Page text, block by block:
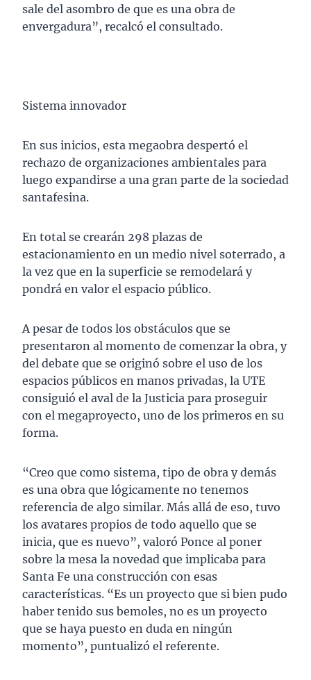
sale del asombro de que es una obra de
envergadura”, recalcó el consultado.
Sistema innovador
En sus inicios, esta megaobra despertó el
rechazo de organizaciones ambientales para
luego expandirse a una gran parte de la sociedad
santafesina.
En total se crearán 298 plazas de
estacionamiento en un medio nivel soterrado, a
la vez que en la superficie se remodelará y
pondrá en valor el espacio público.
A pesar de todos los obstáculos que se
presentaron al momento de comenzar la obra, y
del debate que se originó sobre el uso de los
espacios públicos en manos privadas, la UTE
consiguió el aval de la Justicia para proseguir
con el megaproyecto, uno de los primeros en su
forma.
“Creo que como sistema, tipo de obra y demás
es una obra que lógicamente no tenemos
referencia de algo similar. Más allá de eso, tuvo
los avatares propios de todo aquello que se
inicia, que es nuevo”, valoró Ponce al poner
sobre la mesa la novedad que implicaba para
Santa Fe una construcción con esas
características. “Es un proyecto que si bien pudo
haber tenido sus bemoles, no es un proyecto
que se haya puesto en duda en ningún
momento”, puntualizó el referente.